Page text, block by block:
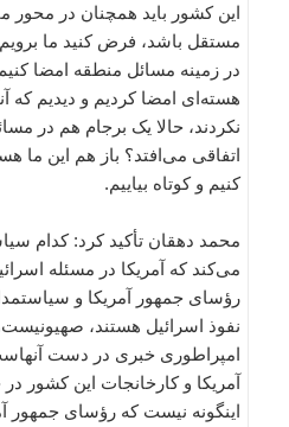
این کشور باید همچنان در محور
مستقل باشد، فرض کنید ما
در زمینه مسائل منطقه امضا
هسته‌ای امضا کردیم و دیدیم که
نکردند، حالا یک برجام هم در
اتفاقی می‌افتد؟ باز هم این ما
کنیم و کوتاه بیاییم.
محمد دهقان تأکید کرد: کدام
می‌کند که ‌آمریکا در مسئله
رؤسای جمهور آمریکا و
نفوذ اسرائیل هستند،
امپراطوری خبری در دست
آمریکا و کارخانجات این
اینگونه نیست که رؤسای جمهور